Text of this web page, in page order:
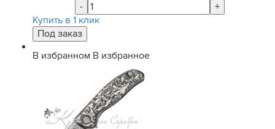
-
+
Купить в 1 клик
В избранном В избранное